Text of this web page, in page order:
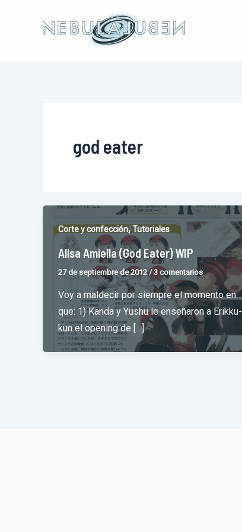
god eater
Corte y confección,Tutoriales
Alisa Amiella (God Eater) WIP
27 de septiembre de 2012/3 comentarios
Voy a maldecir por siempre el momento en
que: 1) Kanda y Yushu le enseñaron a Erikku-
kun el opening de […]